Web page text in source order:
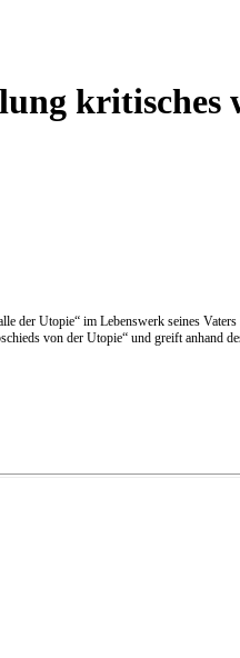
kritisches
der Utopie“ im Lebenswerk seines
von der Utopie“ und greift